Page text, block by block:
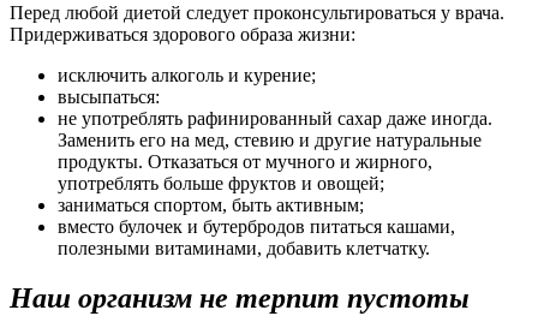
Перед любой диетой следует проконсультироваться у врача.
Придерживаться здорового образа жизни:
исключить алкоголь и курение;
высыпаться:
не употреблять рафинированный сахар даже иногда.
Заменить его на мед, стевию и другие натуральные
продукты. Отказаться от мучного и жирного,
употреблять больше фруктов и овощей;
заниматься спортом, быть активным;
вместо булочек и бутербродов питаться кашами,
полезными витаминами, добавить клетчатку.
Наш организм не терпит пустоты